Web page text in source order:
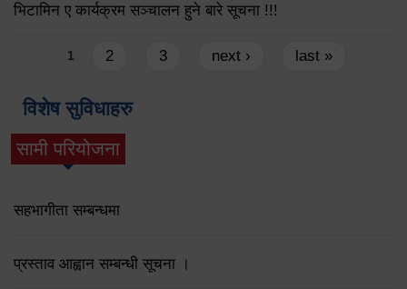
भिटामिन ए कार्यक्रम सञ्चालन हुने बारे सूचना !!!
Pages
1 2 3 next › last »
विशेष सुविधाहरु
सामी परियोजना
(active tab)
सहभागीता सम्बन्धमा
प्रस्ताव आह्वान सम्बन्धी सूचना ।